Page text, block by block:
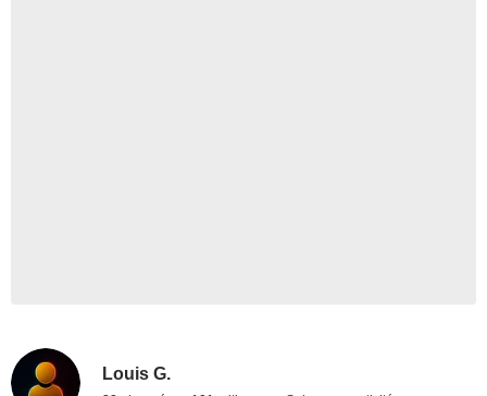
Louis G.